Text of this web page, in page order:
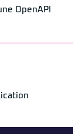
OpenAPI